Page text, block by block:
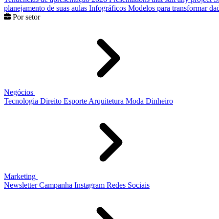
planejamento de suas aulas Infográficos Modelos para transformar
Por setor
Negócios
Tecnologia Direito Esporte Arquitetura Moda Dinheiro
Marketing
Newsletter Campanha Instagram Redes Sociais